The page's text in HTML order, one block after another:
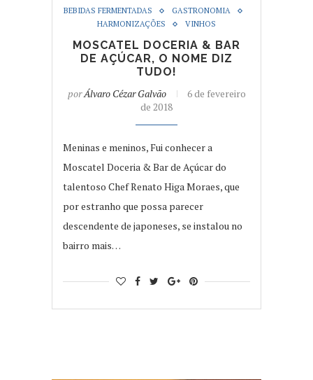
BEBIDAS FERMENTADAS
GASTRONOMIA
HARMONIZAÇÕES
VINHOS
MOSCATEL DOCERIA & BAR
DE AÇÚCAR, O NOME DIZ
TUDO!
porÁlvaro Cézar Galvão
6 de fevereiro
de 2018
Meninas e meninos, Fui conhecer a
Moscatel Doceria & Bar de Açúcar do
talentoso Chef Renato Higa Moraes, que
por estranho que possa parecer
descendente de japoneses, se instalou no
bairro mais…